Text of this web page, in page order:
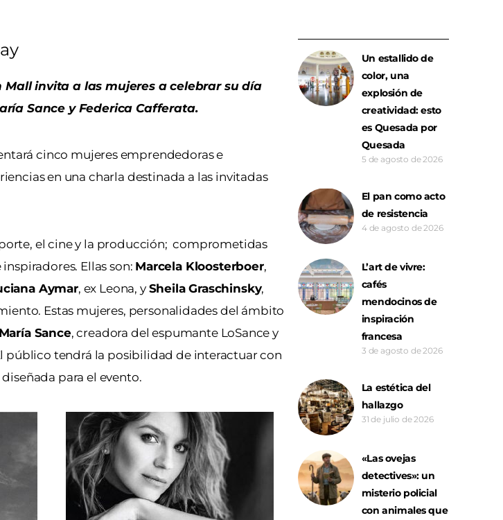
Mall invita a las mujeres a celebrar su día
Sance y Federica Cafferata.
cinco mujeres emprendedoras e
en una charla destinada a las invitadas
el cine y la producción; comprometidas
Ellas son: Marcela Kloosterboer,
Aymar, ex Leona, y Sheila Graschinsky,
Estas mujeres, personalidades del ámbito
María Sance, creadora del espumante LoSance y
público tendrá la posibilidad de interactuar con
para el evento.
Un estallido de
color, una
explosión de
creatividad: esto
es Quesada por
Quesada
5 de agosto de 2026
El pan como acto
de resistencia
4 de agosto de 2026
L’art de vivre:
cafés
mendocinos de
inspiración
francesa
3 de agosto de 2026
La estética del
hallazgo
31 de julio de 2026
«Las ovejas
detectives»: un
misterio policial
con animales que